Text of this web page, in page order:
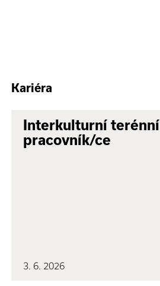
Kariéra
Interkulturní terénní
pracovník/ce
3. 6. 2026